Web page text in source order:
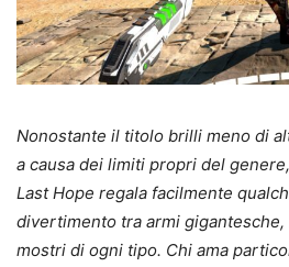
Nonostante il titolo brilli meno di
a causa dei limiti propri del
Last Hope regala facilmente
divertimento tra armi
mostri di ogni tipo. Chi ama